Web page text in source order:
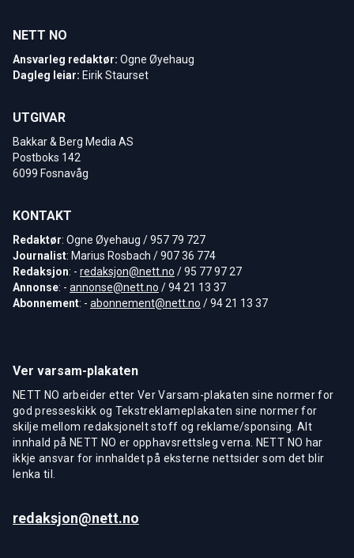
NETT NO
Ansvarleg redaktør: Ogne Øyehaug
Dagleg leiar: Eirik Staurset
UTGIVAR
Bakkar & Berg Media AS
Postboks 142
6099 Fosnavåg
KONTAKT
Redaktør: Ogne Øyehaug / 957 79 727
Journalist: Marius Rosbach / 907 36 774
Redaksjon: - redaksjon@nett.no / 95 77 97 27
Annonse: - annonse@nett.no / 94 21 13 37
Abonnement: - abonnement@nett.no / 94 21 13 37
Ver varsam-plakaten
NETT NO arbeider etter Ver Varsam-plakaten sine normer for
god presseskikk og Tekstreklameplakaten sine normer for
skilje mellom redaksjonelt stoff og reklame/sponsing. Alt
innhald på NETT NO er opphavsrettsleg verna. NETT NO har
ikkje ansvar for innhaldet på eksterne nettsider som det blir
lenka til.
redaksjon@nett.no